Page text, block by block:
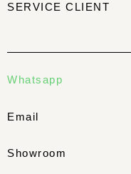
SERVICE CLIENT
Whatsapp
Email
Showroom